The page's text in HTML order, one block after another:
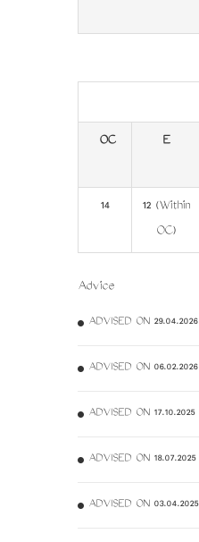
OC E
14
12 (Within
OC)
Advice
ADVISED ON 29.04.2026
ADVISED ON 06.02.2026
ADVISED ON 17.10.2025
ADVISED ON 18.07.2025
ADVISED ON 03.04.2025